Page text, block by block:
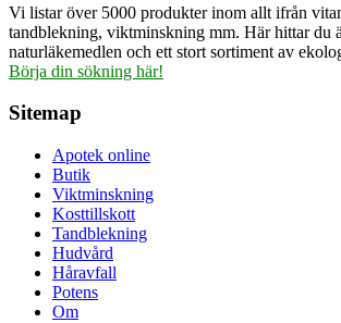
Vi listar över 5000 produkter inom allt ifrån
tandblekning, viktminskning mm. Här hittar du
naturläkemedlen och ett stort sortiment av
Börja din sökning här!
Sitemap
Apotek online
Butik
Viktminskning
Kosttillskott
Tandblekning
Hudvård
Håravfall
Potens
Om